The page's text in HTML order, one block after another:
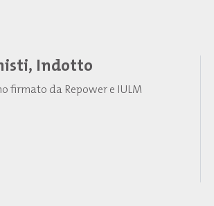
Indotto
firmato da Repower e IULM